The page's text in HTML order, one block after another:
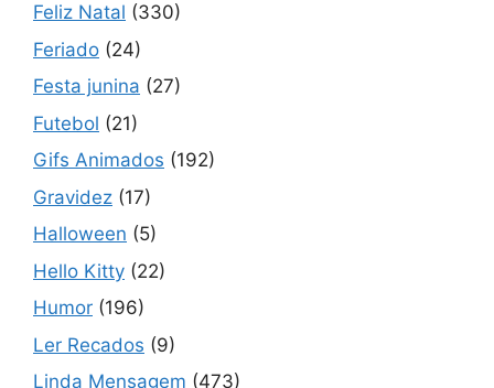
Feliz Natal (330)
Feriado (24)
Festa junina (27)
Futebol (21)
Gifs Animados (192)
Gravidez (17)
Halloween (5)
Hello Kitty (22)
Humor (196)
Ler Recados (9)
Linda Mensagem (473)